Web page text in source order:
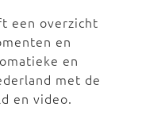
een overzicht
en
en
met de
en video.